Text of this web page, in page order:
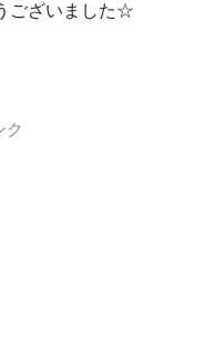
ございました☆
ク